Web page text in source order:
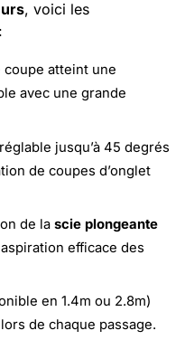
, voici les
coupe atteint une
avec une grande
jusqu’à 45 degrés
de coupes d’onglet
de la scie plongeante
efficace des
en 1.4m ou 2.8m)
de chaque passage.